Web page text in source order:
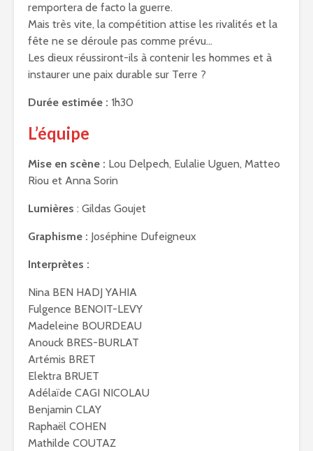
remportera de facto la guerre.
Mais très vite, la compétition attise les rivalités et la
fête ne se déroule pas comme prévu…
Les dieux réussiront-ils à contenir les hommes et à
instaurer une paix durable sur Terre ?
Durée estimée : 1h30
L’équipe
Mise en scène : Lou Delpech, Eulalie Uguen, Matteo
Riou et Anna Sorin
Lumières : Gildas Goujet
Graphisme : Joséphine Dufeigneux
Interprètes :
Nina BEN HADJ YAHIA
Fulgence BENOIT-LEVY
Madeleine BOURDEAU
Anouck BRES-BURLAT
Artémis BRET
Elektra BRUET
Adélaïde CAGI NICOLAU
Benjamin CLAY
Raphaël COHEN
Mathilde COUTAZ